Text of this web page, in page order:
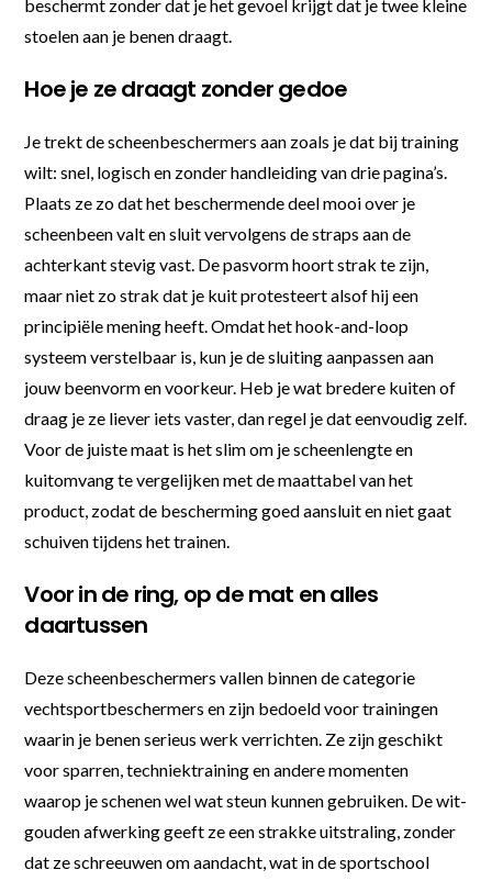
beschermt zonder dat je het gevoel krijgt dat je twee kleine
stoelen aan je benen draagt.
Hoe je ze draagt zonder gedoe
Je trekt de scheenbeschermers aan zoals je dat bij training
wilt: snel, logisch en zonder handleiding van drie pagina’s.
Plaats ze zo dat het beschermende deel mooi over je
scheenbeen valt en sluit vervolgens de straps aan de
achterkant stevig vast. De pasvorm hoort strak te zijn,
maar niet zo strak dat je kuit protesteert alsof hij een
principiële mening heeft. Omdat het hook-and-loop
systeem verstelbaar is, kun je de sluiting aanpassen aan
jouw beenvorm en voorkeur. Heb je wat bredere kuiten of
draag je ze liever iets vaster, dan regel je dat eenvoudig zelf.
Voor de juiste maat is het slim om je scheenlengte en
kuitomvang te vergelijken met de maattabel van het
product, zodat de bescherming goed aansluit en niet gaat
schuiven tijdens het trainen.
Voor in de ring, op de mat en alles
daartussen
Deze scheenbeschermers vallen binnen de categorie
vechtsportbeschermers en zijn bedoeld voor trainingen
waarin je benen serieus werk verrichten. Ze zijn geschikt
voor sparren, techniektraining en andere momenten
waarop je schenen wel wat steun kunnen gebruiken. De wit-
gouden afwerking geeft ze een strakke uitstraling, zonder
dat ze schreeuwen om aandacht, wat in de sportschool